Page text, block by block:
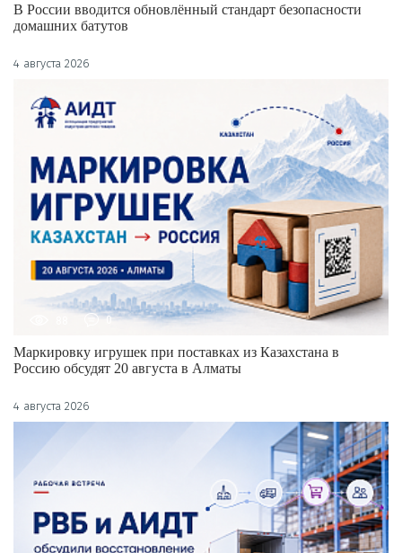
В России вводится обновлённый стандарт безопасности
домашних батутов
4 августа 2026
0
Маркировку игрушек при поставках из Казахстана в
Россию обсудят 20 августа в Алматы
4 августа 2026